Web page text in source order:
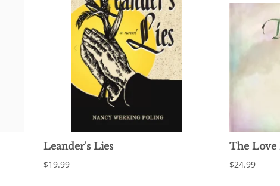
Leander's Lies
$19.99
The Love
$24.99